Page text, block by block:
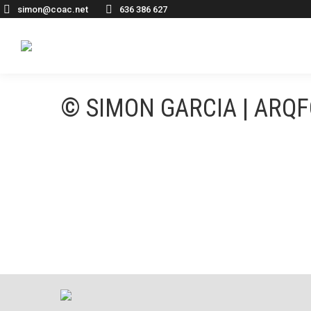
simon@coac.net 636 386 627
© SIMON GARCIA |